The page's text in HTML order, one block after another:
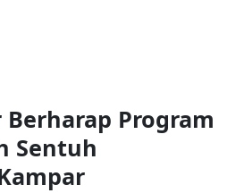
Program
Sentuh